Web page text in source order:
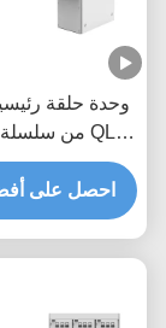
وحدة حلقة
بجهد 24 كيلو فولت
احصل على